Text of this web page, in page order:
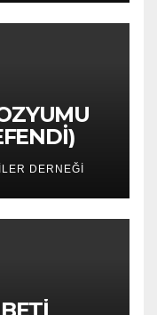
DERNEĞİ